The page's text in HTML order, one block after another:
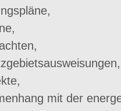
mit der